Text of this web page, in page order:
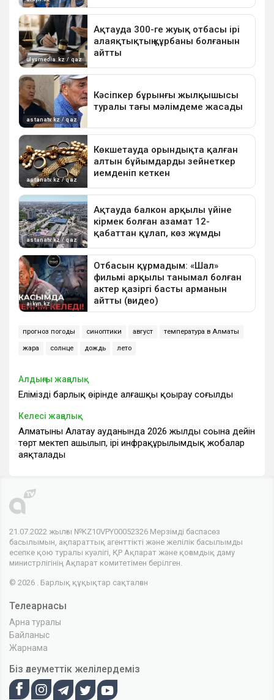
прогноз погоды синоптики август температура в Алматы
жара солнце дождь лето
Алдыңғы жаңалық
Еліміздің барлық өңірінде алғашқы қоңырау соғылды
Келесі жаңалық
Алматының Алатау ауданында 2026 жылдың соңына дейін
төрт мектеп ашылып, ірі инфрақұрылымдық жобалар
аяқталады
21.07.2022 жылғы №KZ10VPY00052326 Мерзімді баспасөз
басылымын, ақпараттық агенттікті және желілік басылымды
есепке қою туралы куәлігі, ҚР Ақпарат және қоғамдық даму
министрлігінің Ақпарат комитетімен берілген.
© 2026 . Барлық құқықтар сақталған
Телеарнасы
Арна туралы
Байланыс
Жарнама
Біз әлеуметтік желілердеміз